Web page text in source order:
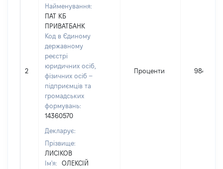
2
Найменування:
ПАТ КБ
ПРИВАТБАНК
Код в Єдиному
державному
реєстрі
юридичних осіб,
фізичних осіб –
підприємців та
громадських
формувань:
14360570
Декларує:
Прізвище:
ЛИСІКОВ
Ім'я:
ОЛЕКСІЙ
Проценти 984